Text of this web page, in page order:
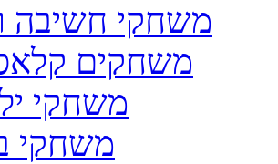
משחקי חשיבה
משחקים
משחקי
משחקי